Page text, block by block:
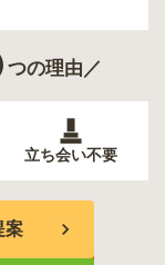
つの理由／
立ち会い不要
案